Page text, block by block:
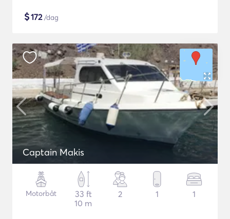
$172/dag
Captain Makis
Motorbåt
33 ft
10 m
2 1 1